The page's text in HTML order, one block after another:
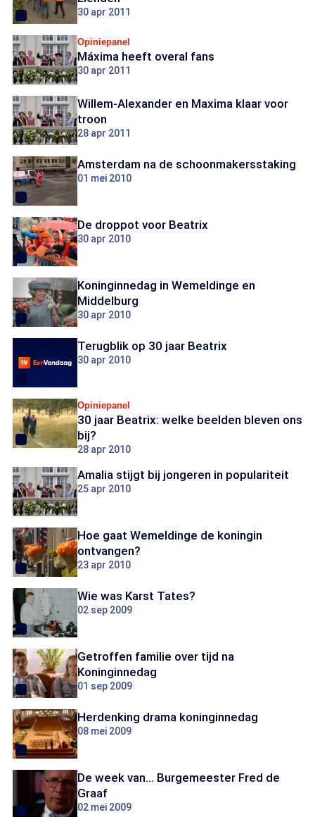
30 apr 2011
Opiniepanel
Máxima heeft overal fans
30 apr 2011
Willem-Alexander en Maxima klaar voor
troon
28 apr 2011
Amsterdam na de schoonmakersstaking
01 mei 2010
De droppot voor Beatrix
30 apr 2010
Koninginnedag in Wemeldinge en
Middelburg
30 apr 2010
Terugblik op 30 jaar Beatrix
30 apr 2010
Opiniepanel
30 jaar Beatrix: welke beelden bleven ons
bij?
28 apr 2010
Amalia stijgt bij jongeren in populariteit
25 apr 2010
Hoe gaat Wemeldinge de koningin
ontvangen?
23 apr 2010
Wie was Karst Tates?
02 sep 2009
Getroffen familie over tijd na
Koninginnedag
01 sep 2009
Herdenking drama koninginnedag
08 mei 2009
De week van... Burgemeester Fred de
Graaf
02 mei 2009